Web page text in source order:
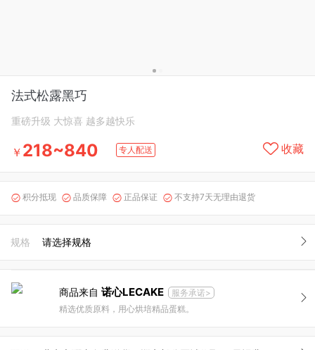
法式松露黑巧
重磅升级 大惊喜 越多越快乐
￥ 218~840 专人配送 收藏
 积分抵现  品质保障  正品保证  不支持7天无理由退货
规格 请选择规格
商品来自 诺心LECAKE
服务承诺>
精选优质原料，用心烘培精品蛋糕。